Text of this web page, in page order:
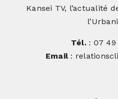
Kansei TV, l’actualité
Tél.: 07 49
Email: